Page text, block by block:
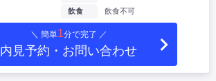
飲食
飲食不可
＼ 簡単1分で完了 ／
内見予約・お問い合わせ